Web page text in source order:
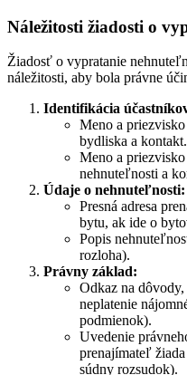
Náležitosti žiadosti o
Žiadosť o vypratanie
náležitosti, aby bola právne
Identifikácia
Meno a
bydliska a kontakt.
Meno a priezvisko
nehnuteľnosti a
Údaje o nehnuteľnosti:
Presná adresa
bytu, ak ide o
Popis
rozloha).
Právny základ:
Odkaz na
neplatenie
podmienok).
Uvedenie
prenajímateľ
súdny rozsudok).